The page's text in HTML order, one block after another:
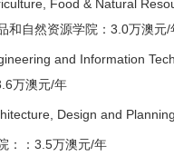
Food & Natural
和自然资源学院：3.0万澳元/
and Information
万澳元/年
Design and
：：3.5万澳元/年